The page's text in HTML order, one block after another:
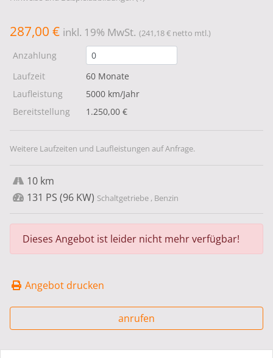
287,00 € inkl. 19% MwSt. (241,18 € netto mtl.)
Anzahlung
Laufzeit
60 Monate
Laufleistung
5000 km/Jahr
Bereitstellung
1.250,00 €
Weitere Laufzeiten und Laufleistungen auf Anfrage.
10 km
131 PS (96 KW) Schaltgetriebe , Benzin
Dieses Angebot ist leider nicht mehr verfügbar!
Angebot drucken
anrufen